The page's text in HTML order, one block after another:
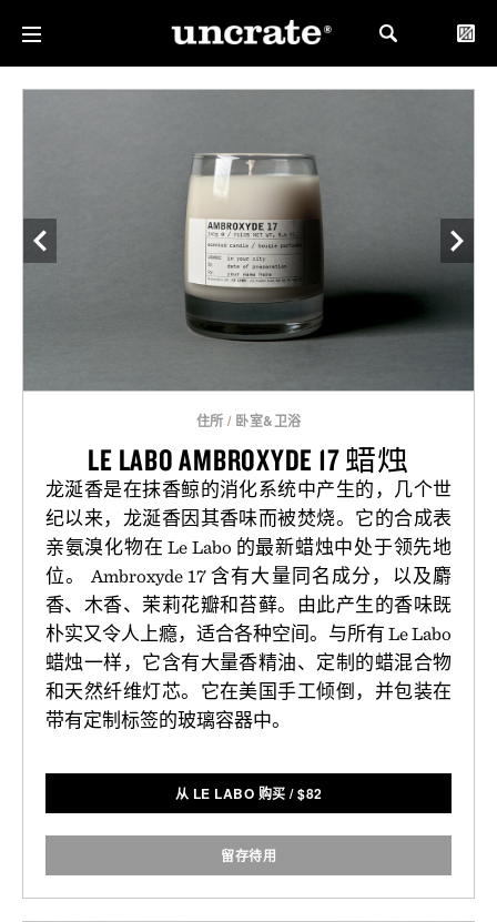
住所 / 卧室&卫浴
LE LABO AMBROXYDE 17 蜡烛
龙涎香是在抹香鲸的消化系统中产生的，几个世
纪以来，龙涎香因其香味而被焚烧。它的合成表
亲氨溴化物在 Le Labo 的最新蜡烛中处于领先地
位。 Ambroxyde 17 含有大量同名成分，以及麝
香、木香、茉莉花瓣和苔藓。由此产生的香味既
朴实又令人上瘾，适合各种空间。与所有 Le Labo
蜡烛一样，它含有大量香精油、定制的蜡混合物
和天然纤维灯芯。它在美国手工倾倒，并包装在
带有定制标签的玻璃容器中。
从 LE LABO 购买 /$82
留存待用